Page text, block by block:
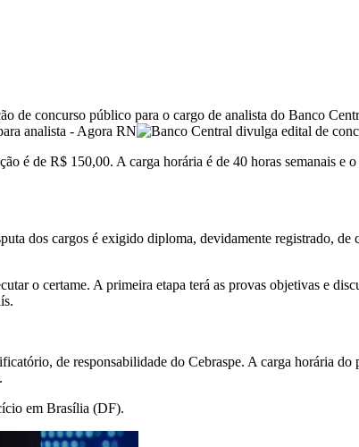
de concurso público para o cargo de analista do Banco
é de R$ 150,00. A carga horária é de 40 horas semanais e
dos cargos é exigido diploma, devidamente registrado,
o certame. A primeira etapa terá as provas objetivas e
de responsabilidade do Cebraspe. A carga horária do
em Brasília (DF).